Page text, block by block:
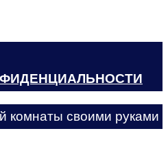
комнаты своими руками